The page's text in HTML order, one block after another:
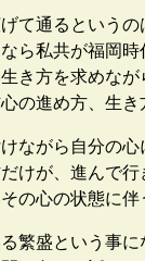
て通るというの
ら私共が福岡
き方を求めな
の進め方、生き
ながら自分の心
けが、進んで
の心の状態に
繁盛という事に